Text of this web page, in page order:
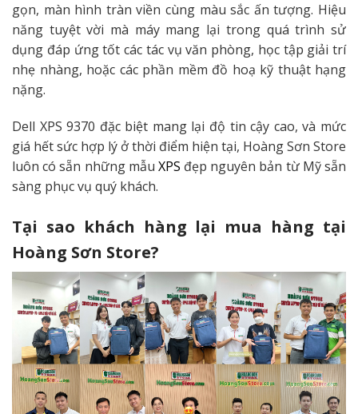
gọn, màn hình tràn viền cùng màu sắc ấn tượng. Hiệu
năng tuyệt vời mà máy mang lại trong quá trình sử
dụng đáp ứng tốt các tác vụ văn phòng, học tập giải trí
nhẹ nhàng, hoặc các phần mềm đồ hoạ kỹ thuật hạng
nặng.
Dell XPS 9370 đặc biệt mang lại độ tin cậy cao, và mức
giá hết sức hợp lý ở thời điểm hiện tại, Hoàng Sơn Store
luôn có sẵn những mẫu XPS đẹp nguyên bản từ Mỹ sẵn
sàng phục vụ quý khách.
Tại sao khách hàng lại mua hàng tại
Hoàng Sơn Store?